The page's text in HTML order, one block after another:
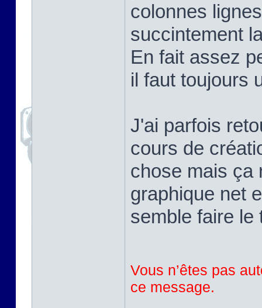
colonnes
succintement
En fait assez
il faut toujours
J'ai parfois
cours de
chose mais ça
graphique net
semble faire le
Vous n’êtes pas
ce message.